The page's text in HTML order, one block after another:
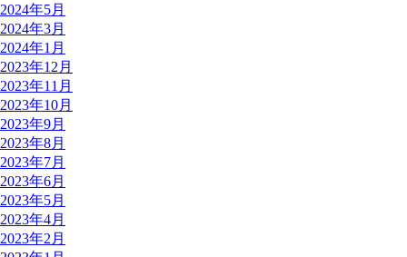
2024年5月
2024年3月
2024年1月
2023年12月
2023年11月
2023年10月
2023年9月
2023年8月
2023年7月
2023年6月
2023年5月
2023年4月
2023年2月